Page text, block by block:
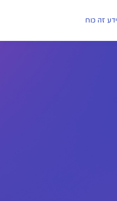
ידע זה כוח